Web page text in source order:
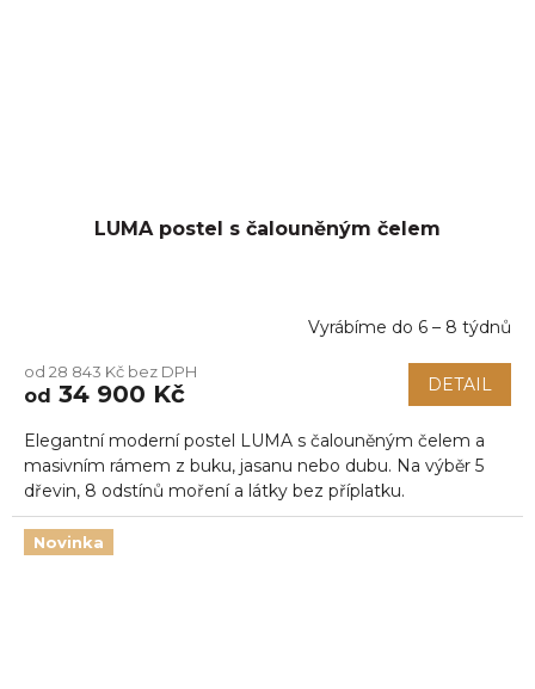
LUMA postel s čalouněným čelem
produktu
je
z
5
hvězdiček.
Vyrábíme do 6 – 8 týdnů
od 28 843 Kč bez DPH
od 34 900 Kč DETAIL
Elegantní moderní postel LUMA s čalouněným čelem a
masivním rámem z buku, jasanu nebo dubu. Na výběr 5
dřevin, 8 odstínů moření a látky bez příplatku.
Novinka